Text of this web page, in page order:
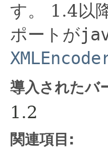
す。
1.4以
ポートが
導入されたバ
1.2
関連項目: